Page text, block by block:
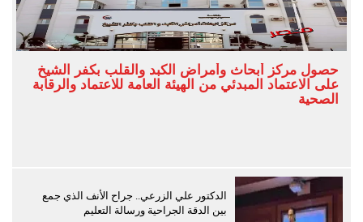
حصول مركز أبحاث وأمراض الكبد والقلب بكفر الشيخ
على الاعتماد المبدئي من الهيئة العامة للاعتماد والرقابة
الصحية
الدكتور علي الزرعي.. جراح الأنف الذي جمع
بين الدقة الجراحية ورسالة التعليم